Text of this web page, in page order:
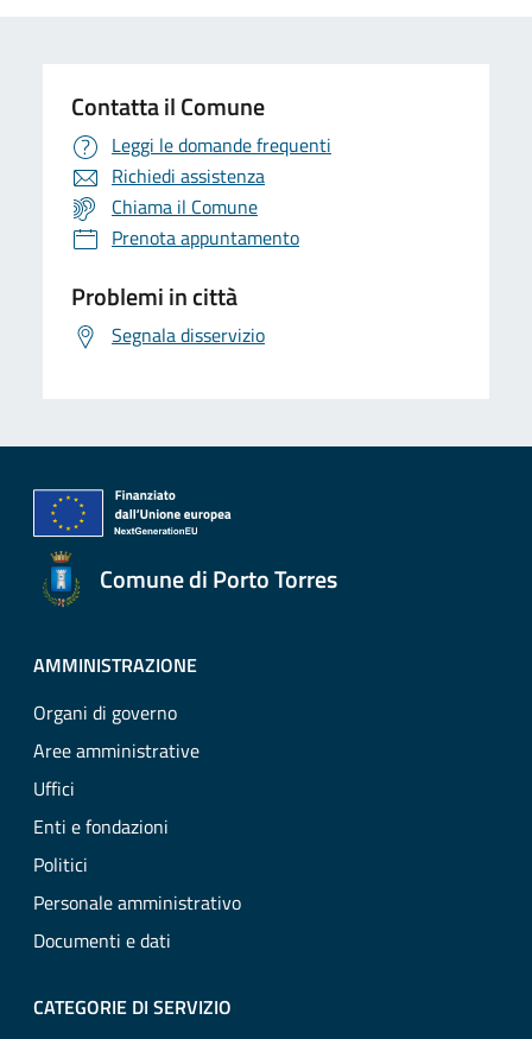
Contatta il Comune
Leggi le domande frequenti
Richiedi assistenza
Chiama il Comune
Prenota appuntamento
Problemi in città
Segnala disservizio
Comune di Porto Torres
AMMINISTRAZIONE
Organi di governo
Aree amministrative
Uffici
Enti e fondazioni
Politici
Personale amministrativo
Documenti e dati
CATEGORIE DI SERVIZIO